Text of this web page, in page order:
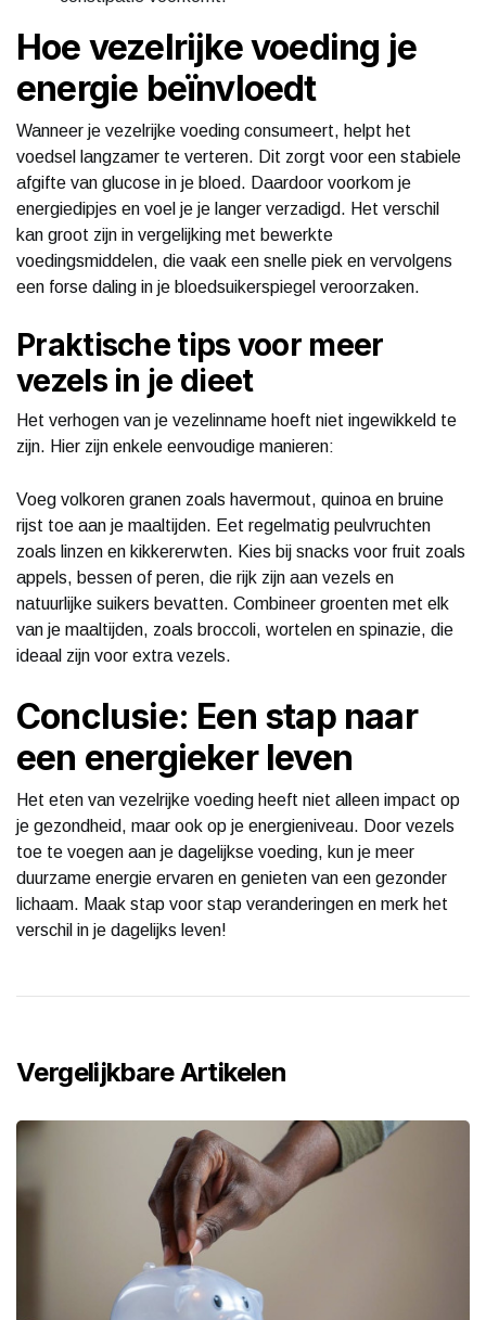
Hoe vezelrijke voeding je
energie beïnvloedt
Wanneer je vezelrijke voeding consumeert, helpt het
voedsel langzamer te verteren. Dit zorgt voor een stabiele
afgifte van glucose in je bloed. Daardoor voorkom je
energiedipjes en voel je je langer verzadigd. Het verschil
kan groot zijn in vergelijking met bewerkte
voedingsmiddelen, die vaak een snelle piek en vervolgens
een forse daling in je bloedsuikerspiegel veroorzaken.
Praktische tips voor meer
vezels in je dieet
Het verhogen van je vezelinname hoeft niet ingewikkeld te
zijn. Hier zijn enkele eenvoudige manieren:
Voeg volkoren granen zoals havermout, quinoa en bruine
rijst toe aan je maaltijden. Eet regelmatig peulvruchten
zoals linzen en kikkererwten. Kies bij snacks voor fruit zoals
appels, bessen of peren, die rijk zijn aan vezels en
natuurlijke suikers bevatten. Combineer groenten met elk
van je maaltijden, zoals broccoli, wortelen en spinazie, die
ideaal zijn voor extra vezels.
Conclusie: Een stap naar
een energieker leven
Het eten van vezelrijke voeding heeft niet alleen impact op
je gezondheid, maar ook op je energieniveau. Door vezels
toe te voegen aan je dagelijkse voeding, kun je meer
duurzame energie ervaren en genieten van een gezonder
lichaam. Maak stap voor stap veranderingen en merk het
verschil in je dagelijks leven!
Vergelijkbare Artikelen